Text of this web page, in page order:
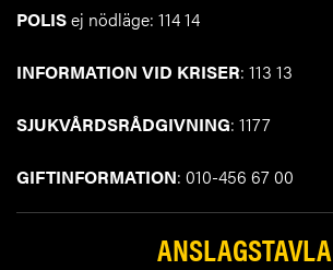
POLISej nödläge: 114 14
INFORMATION VID KRISER: 113 13
SJUKVÅRDSRÅDGIVNING: 1177
GIFTINFORMATION: 010-456 67 00
ANSLAGSTAVLA